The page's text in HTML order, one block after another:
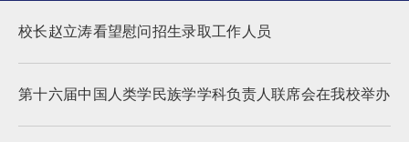
校长赵立涛看望慰问招生录取工作人员
第十六届中国人类学民族学学科负责人联席会在我校举办